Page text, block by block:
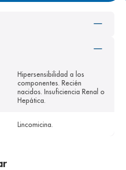
Hipersensibilidad a los
componentes. Recién
nacidos. Insuficiencia Renal o
Hepática.
Lincomicina.